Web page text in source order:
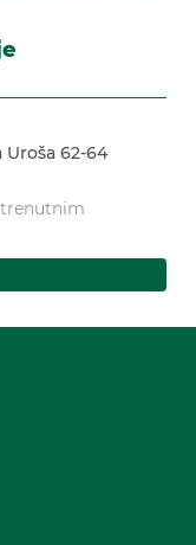
62-64